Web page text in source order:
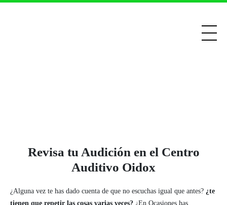
Revisa tu Audición en el Centro
Auditivo Oidox
¿Alguna vez te has dado cuenta de que no escuchas igual que antes? ¿te
tienen que repetir las cosas varias veces? ¿En Ocasiones has